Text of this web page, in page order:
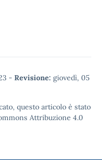
- Revisione: giovedì, 05
questo articolo è stato
Attribuzione 4.0